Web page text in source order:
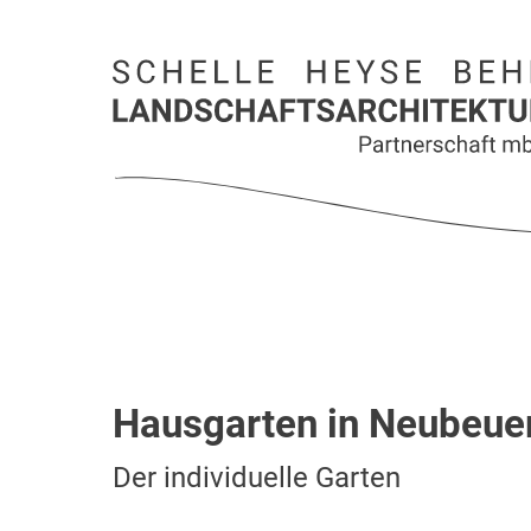
Hausgarten in
Der individuelle Garten